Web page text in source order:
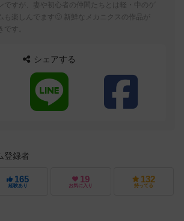
ですが、妻や初心者の仲間たちとは軽・中のゲ
も楽しんでます🙂 新鮮なメカニクスの作品が
です。
シェアする
登録者
165
経験あり
19
お気に入り
132
持ってる